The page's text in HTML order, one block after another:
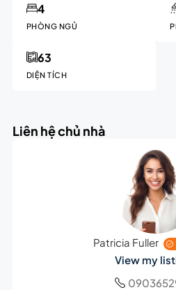
PHÒNG NGỦ
4
DIỆN TÍCH
63
Liên hệ chủ nhà
Patricia Fuller
View my